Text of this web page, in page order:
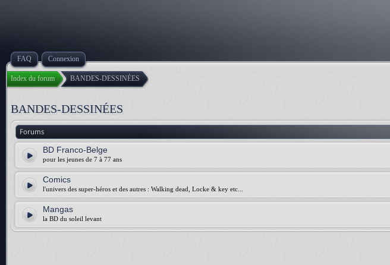
FAQ Connexion
Index du forum BANDES-DESSINÉES
BANDES-DESSINÉES
Forums
BD Franco-Belge
pour les jeunes de 7 à 77 ans
Comics
l'univers des super-héros et des autres : Walking dead, Locke & key etc...
Mangas
la BD du soleil levant